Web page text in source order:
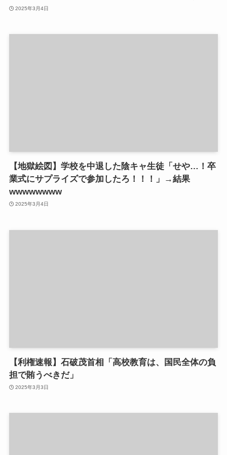
2025年3月4日
【地獄絵図】学校を中退した陰キャ生徒「せや…！卒
業式にサプライズで参加したろ！！！」→結果
wwwwwwww
2025年3月4日
【利権速報】石破茂首相「高校教育は、国民全体の負
担で賄うべきだ」
2025年3月3日